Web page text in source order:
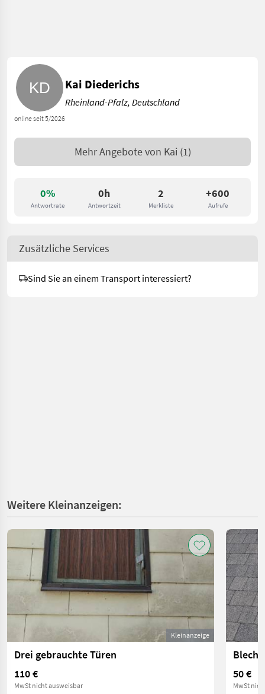
0%
Antwortrate
0h
Antwortzeit
2
Merkliste
+600
Aufrufe
online seit 5/2026
Kai Diederichs
Rheinland-Pfalz, Deutschland
Mehr Angebote von Kai (1)
Zusätzliche Services
Sind Sie an einem Transport interessiert?
Weitere Kleinanzeigen:
Kleinanzeige
Drei gebrauchte Türen
110 €
MwSt nicht ausweisbar
50 €
MwSt